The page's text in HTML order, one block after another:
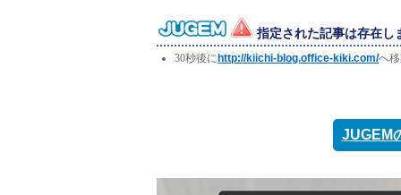
指定された記事は存在し
30秒後に http://kiichi-blog.office-kiki.com/へ
JUGEM